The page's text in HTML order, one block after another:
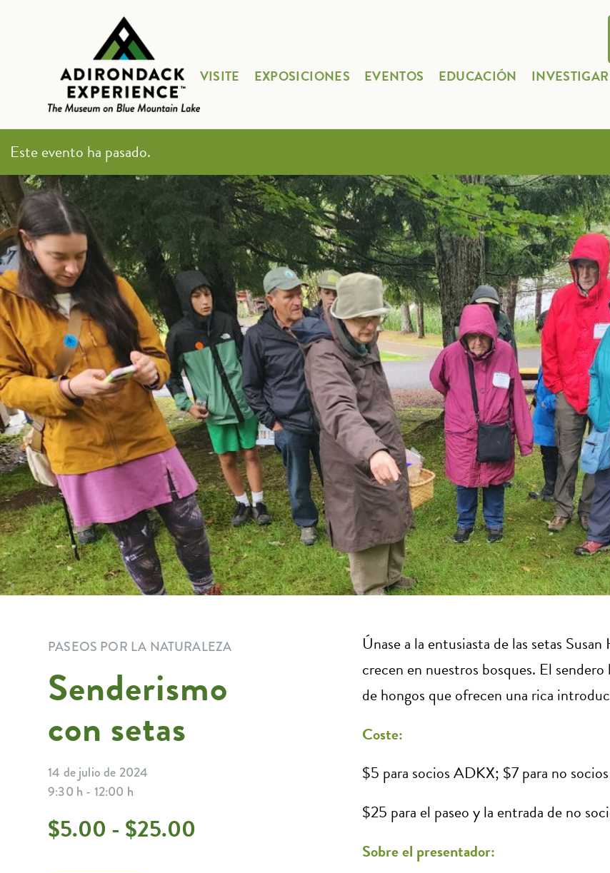
VISITE EXPOSICIONES EVENTOS EDUCACIÓN INVESTIGAR
Este evento ha pasado.
PASEOS POR LA NATURALEZA
Senderismo
con setas
14 de julio de 2024
9:30 h - 12:00 h
$5.00 - $25.00
Únase a la entusiasta de las setas
crecen en nuestros bosques. El
de hongos que ofrecen una rica
Coste:
$5 para socios ADKX; $7 para no socios
$25 para el paseo y la entrada de no
Sobre el presentador: